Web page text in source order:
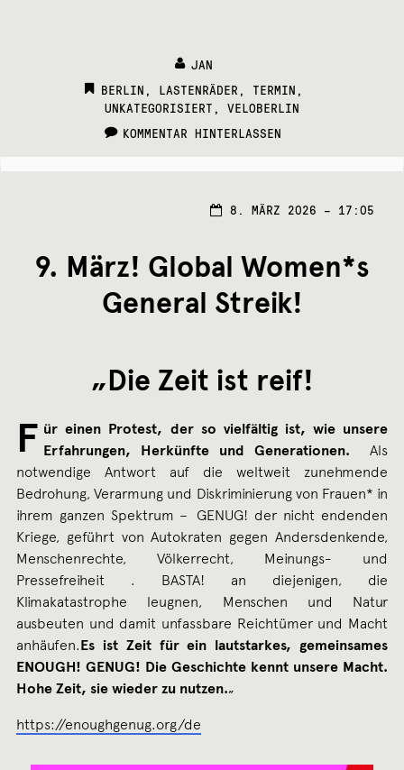
JAN
CATEGORIES:
BERLIN , LASTENRÄDER , TERMIN ,
UNKATEGORISIERT , VELOBERLIN
KOMMENTAR HINTERLASSEN
8. MÄRZ 2026 – 17:05
9. März! Global Women*s
General Streik!
„Die Zeit ist reif!
F ür einen Protest, der so vielfältig ist, wie unsere
Erfahrungen, Herkünfte und Generationen.
Als
notwendige Antwort auf die weltweit zunehmende
Bedrohung, Verarmung und Diskriminierung von Frauen* in
ihrem ganzen Spektrum – GENUG! der nicht endenden
Kriege, geführt von Autokraten gegen Andersdenkende,
Menschenrechte, Völkerrecht, Meinungs- und
Pressefreiheit . BASTA! an diejenigen, die
Klimakatastrophe leugnen, Menschen und Natur
ausbeuten und damit unfassbare Reichtümer und Macht
anhäufen.Es ist Zeit für ein lautstarkes, gemeinsames
ENOUGH! GENUG! Die Geschichte kennt unsere Macht.
Hohe Zeit, sie wieder zu nutzen.„
https://enoughgenug.org/de